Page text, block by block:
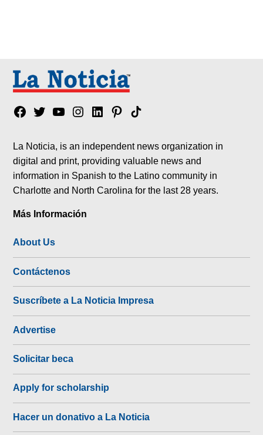
Facebook
TwitterYouTubeInstagram
LinkedinPinterest
Tik
La Noticia, is an independent news organization in
digital and print, providing valuable news and
information in Spanish to the Latino community in
Charlotte and North Carolina for the last 28 years.
Más Información
About Us
Contáctenos
Suscríbete a La Noticia Impresa
Advertise
Solicitar beca
Apply for scholarship
Hacer un donativo a La Noticia